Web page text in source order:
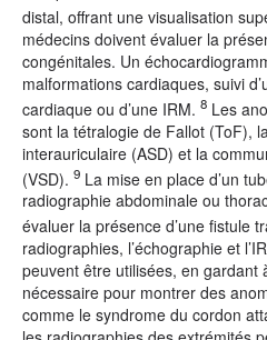
distal, offrant une visualisation
médecins doivent évaluer la
congénitales. Un
malformations cardiaques, suivi
cardiaque ou d’une IRM. 8 Les
sont la tétralogie de Fallot (ToF),
interauriculaire (ASD) et la
(VSD). 9 La mise en place d’un
radiographie abdominale ou
évaluer la présence d’une fistule
radiographies, l’échographie et
peuvent être utilisées, en gardant
nécessaire pour montrer des
comme le syndrome du cordon